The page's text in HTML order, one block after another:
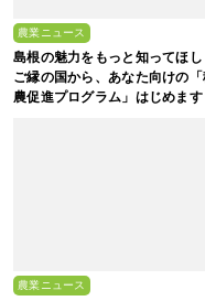
農業ニュース
島根の魅力をもっと知ってほ
ご縁の国から、あなた向けの
農促進プログラム」はじめます
農業ニュース